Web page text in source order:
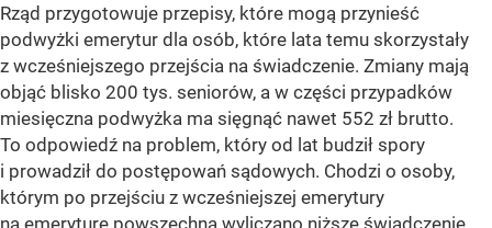
Rząd przygotowuje przepisy, które mogą przynieść
podwyżki emerytur dla osób, które lata temu skorzystały
z wcześniejszego przejścia na świadczenie. Zmiany mają
objąć blisko 200 tys. seniorów, a w części przypadków
miesięczna podwyżka ma sięgnąć nawet 552 zł brutto.
To odpowiedź na problem, który od lat budził spory
i prowadził do postępowań sądowych. Chodzi o osoby,
którym po przejściu z wcześniejszej emerytury
na emeryturę powszechną wyliczano niższe świadczenie.